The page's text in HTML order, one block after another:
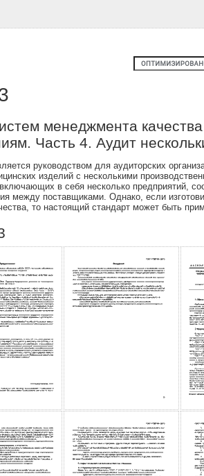
менеджмента
Часть 4. Аудит
руководством для аудиторских
изделий с несколькими
включающих в себя несколько
между поставщиками. Однако, если
то настоящий стандарт может быть